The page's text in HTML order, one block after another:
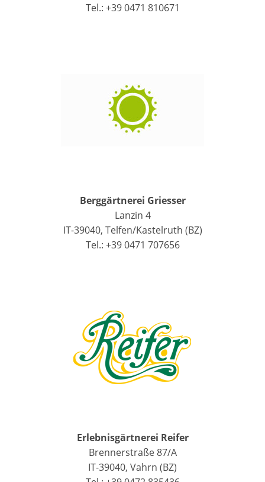
Tel.: +39 0471 810671
Berggärtnerei Griesser
Lanzin 4
IT-39040, Telfen/Kastelruth (BZ)
Tel.: +39 0471 707656
Erlebnisgärtnerei Reifer
Brennerstraße 87/A
IT-39040, Vahrn (BZ)